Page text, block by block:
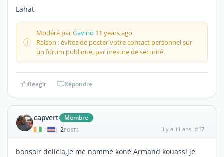
Lahat
Modéré parGavind 11 years ago
Raison : évitez de poster votre contact personnel sur
un forum publique, par mesure de securité.
Réagir Répondre
capvert Membre
| 2POSTS il y a 11 ans #17
bonsoir delicia,je me nomme koné Armand kouassi je